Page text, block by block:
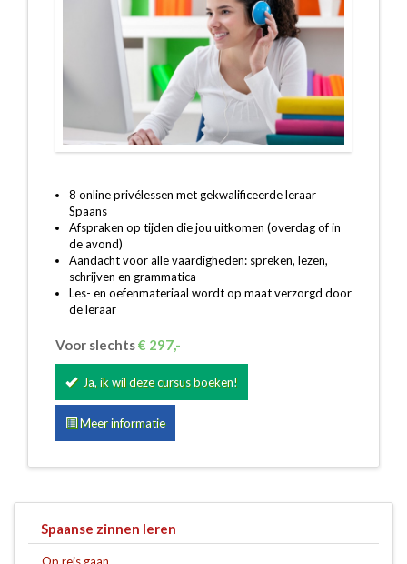
8 online privélessen met gekwalificeerde leraar
Spaans
Afspraken op tijden die jou uitkomen (overdag of in
de avond)
Aandacht voor alle vaardigheden: spreken, lezen,
schrijven en grammatica
Les- en oefenmateriaal wordt op maat verzorgd door
de leraar
Voor slechts€ 297,-
Ja, ik wil deze cursus boeken!
Meer informatie
Spaanse zinnen leren